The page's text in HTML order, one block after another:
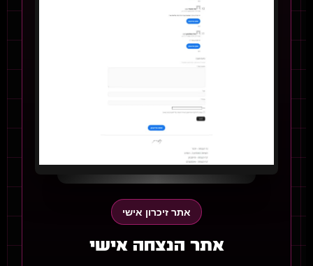
אתר זיכרון אישי
אתר הנצחה אישי